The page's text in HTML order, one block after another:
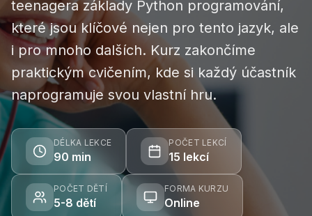
teenagera základy Python programování,
které jsou klíčové nejen pro tento jazyk, ale
i pro mnoho dalších. Kurz zakončíme
praktickým cvičením, kde si každý účastník
naprogramuje svou vlastní hru.
DÉLKA LEKCE
90 min
POČET LEKCÍ
15 lekcí
POČET DĚTÍ
5-8 dětí
FORMA KURZU
Online